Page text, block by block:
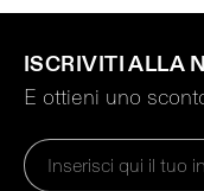
ISCRIVITI ALLA
E ottieni uno